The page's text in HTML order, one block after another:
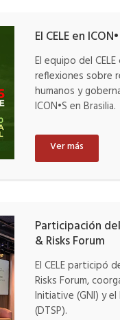
El CELE en
El equipo del
reflexiones sobre
humanos y
ICON•S en Brasilia.
Ver más
Participación del
& Risks Forum
El CELE participó
Risks Forum,
Initiative (GNI) y
(DTSP).